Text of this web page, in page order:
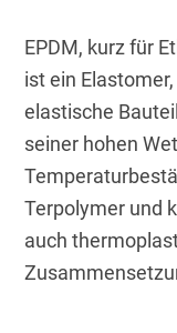
EPDM, kurz für
ist ein
elastische
seiner hohen
Terpolymer und
auch